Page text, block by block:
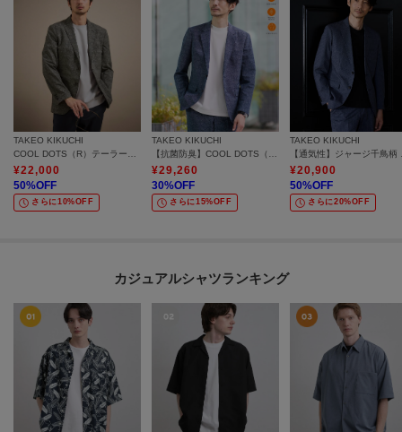
TAKEO KIKUCHI
COOL DOTS（R）テーラードジャケット
¥22,000
50%OFF
さらに10%OFF
TAKEO KIKUCHI
【抗菌防臭】COOL DOTS（R）ドビープリント ジャケット
¥29,260
30%OFF
さらに15%OFF
TAKEO KIKUCHI
【
¥20,900
50%OFF
さらに20%OFF
カジュアルシャツランキング